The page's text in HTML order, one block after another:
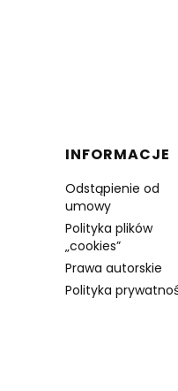
INFORMACJE
Odstąpienie od
umowy
Polityka plików
„cookies”
Prawa autorskie
Polityka